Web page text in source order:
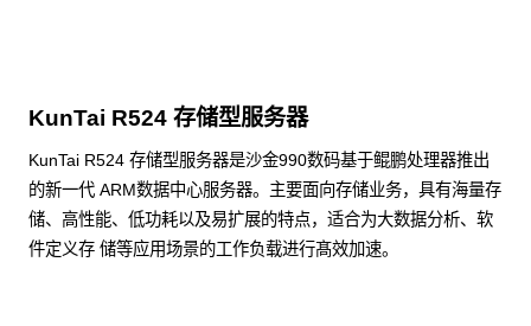
KunTai R524 存储型服务器
KunTai R524 存储型服务器是沙金990数码基于鲲鹏处理器推出
的新一代 ARM数据中心服务器。主要面向存储业务，具有海量存
储、高性能、低功耗以及易扩展的特点，适合为大数据分析、软
件定义存 储等应用场景的工作负载进行髙效加速。